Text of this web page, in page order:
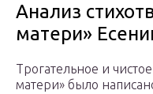
Анализ
матери»
Трогательное и
матери» было